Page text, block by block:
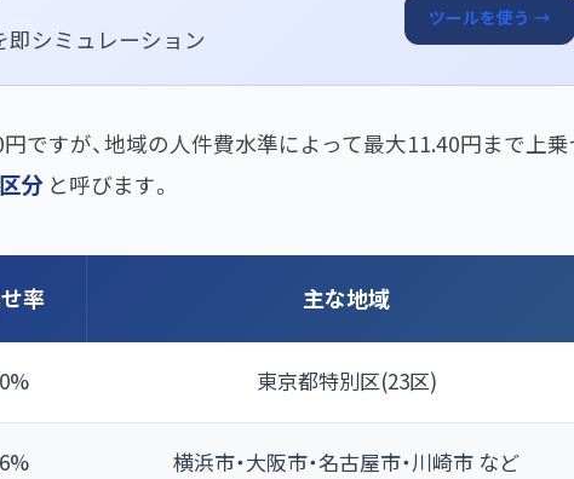
即シミュレーション
ツールを使う →
円ですが、地域の人件費水準によって最大11.40円まで上乗
分と呼びます。
せ率 主な地域
東京都特別区(23区)
横浜市・大阪市・名古屋市・川崎市 など